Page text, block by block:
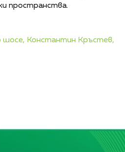
пространства.
шосе, Константин Кръстев,